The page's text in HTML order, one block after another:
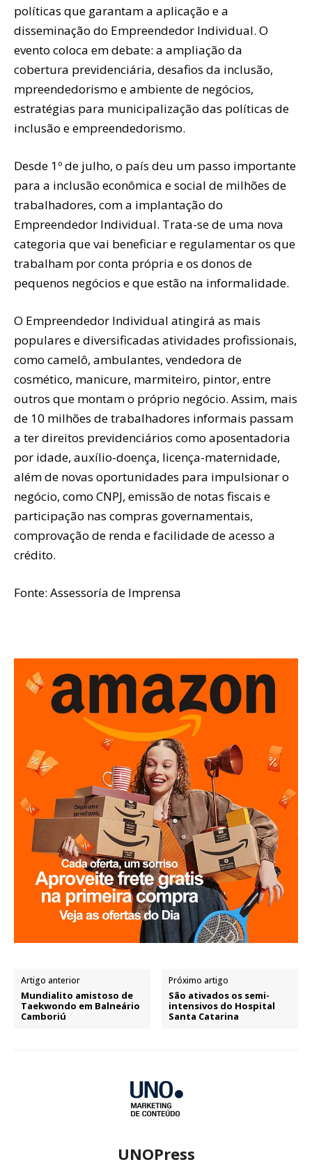
políticas que garantam a aplicação e a
disseminação do Empreendedor Individual. O
evento coloca em debate: a ampliação da
cobertura previdenciária, desafios da inclusão,
mpreendedorismo e ambiente de negócios,
estratégias para municipalização das políticas de
inclusão e empreendedorismo.
Desde 1º de julho, o país deu um passo importante
para a inclusão econômica e social de milhões de
trabalhadores, com a implantação do
Empreendedor Individual. Trata-se de uma nova
categoria que vai beneficiar e regulamentar os que
trabalham por conta própria e os donos de
pequenos negócios e que estão na informalidade.
O Empreendedor Individual atingirá as mais
populares e diversificadas atividades profissionais,
como camelô, ambulantes, vendedora de
cosmético, manicure, marmiteiro, pintor, entre
outros que montam o próprio negócio. Assim, mais
de 10 milhões de trabalhadores informais passam
a ter direitos previdenciários como aposentadoria
por idade, auxílio-doença, licença-maternidade,
além de novas oportunidades para impulsionar o
negócio, como CNPJ, emissão de notas fiscais e
participação nas compras governamentais,
comprovação de renda e facilidade de acesso a
crédito.
Fonte: Assessoría de Imprensa
Artigo anterior
Mundialito amistoso de
Taekwondo em Balneário
Camboriú
Próximo artigo
São ativados os semi-
intensivos do Hospital
Santa Catarina
UNOPress